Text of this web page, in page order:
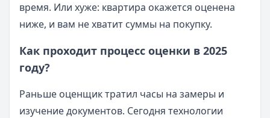
время. Или хуже: квартира окажется оценена
ниже, и вам не хватит суммы на покупку.
Как проходит процесс оценки в 2025
году?
Раньше оценщик тратил часы на замеры и
изучение документов. Сегодня технологии